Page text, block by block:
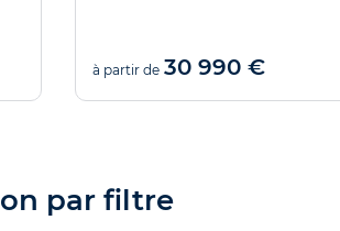
à partir de 30 990 €
par filtre